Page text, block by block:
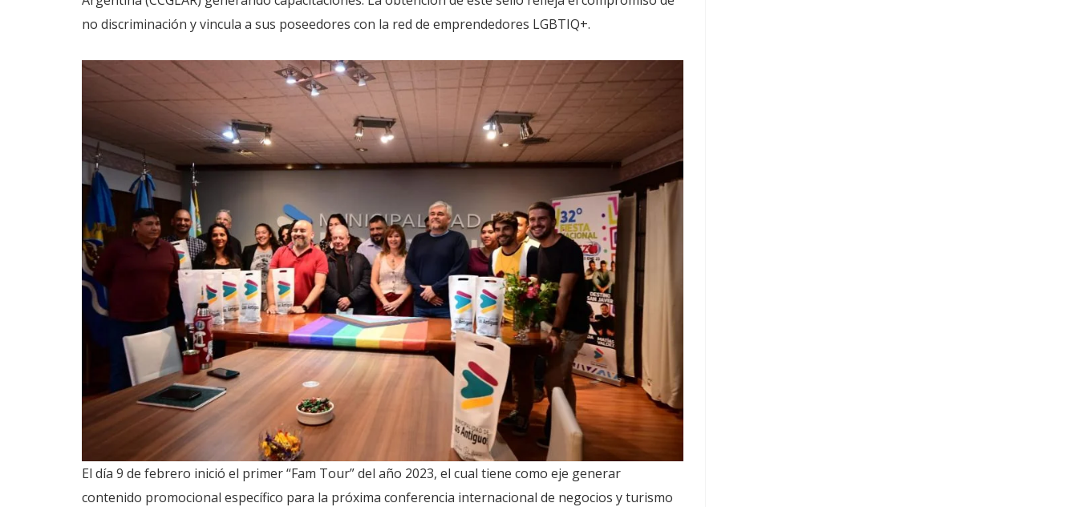
no discriminación y vincula a sus poseedores con la red de emprendedores LGBTIQ+.
El día 9 de febrero inició el primer “Fam Tour” del año 2023, el cual tiene como eje generar
contenido promocional específico para la próxima conferencia internacional de negocios y turismo